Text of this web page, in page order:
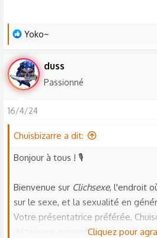
horizons loin des stéréotypes
N'hésitez pas à ajouter, argumenter
opinion en commentaire. Toute
quand elle se déroule dans le
évidemment. 😊
C'est tout pour aujourd'hui, on se
L
s
r
é
c
o
s
Yoko~
duss
Passionné
16/4/24
Chuisbizarre a dit:
Bonjour à tous ! 🎙️
Bienvenue sur Clichsexe, l'endroit
sur le sexe, et la sexualité en
Votre présentatrice préférée,
détruisons ensemble plusieurs
Cliquez pour